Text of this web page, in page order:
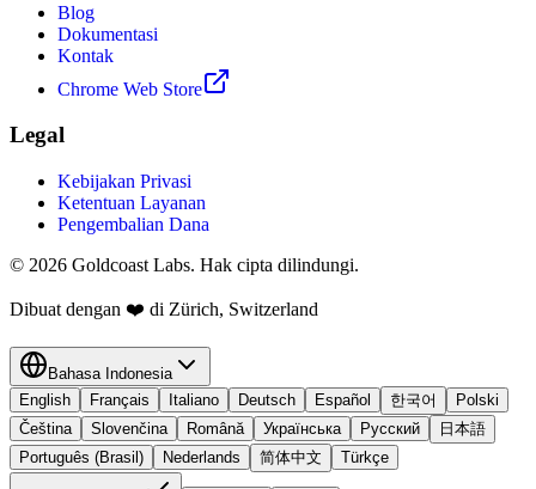
Blog
Dokumentasi
Kontak
Chrome Web Store
Legal
Kebijakan Privasi
Ketentuan Layanan
Pengembalian Dana
© 2026 Goldcoast Labs. Hak cipta dilindungi.
Dibuat dengan ❤️ di Zürich, Switzerland
Bahasa Indonesia
English
Français Italiano Deutsch Español 한국어
Polski
Čeština
Slovenčina Română Українська Русский
日本語
Português (Brasil)
Nederlands 简体中文 Türkçe